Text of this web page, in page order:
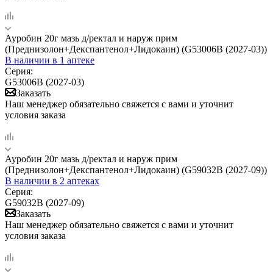
Ауробин 20г мазь д/ректал и наруж прим
(Преднизолон+Декспантенол+Лидокаин) (G53006B (2027-03))
В наличии в 1 аптеке
Серия:
G53006B (2027-03)
Заказать
Наш менеджер обязательно свяжется с вами и уточнит
условия заказа
Ауробин 20г мазь д/ректал и наруж прим
(Преднизолон+Декспантенол+Лидокаин) (G59032B (2027-09))
В наличии в 2 аптеках
Серия:
G59032B (2027-09)
Заказать
Наш менеджер обязательно свяжется с вами и уточнит
условия заказа